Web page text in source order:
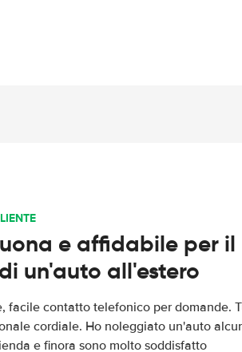
e affidabile per il
un'auto all'estero
facile contatto telefonico per domande.
cordiale. Ho noleggiato un'auto
e finora sono molto soddisfatto